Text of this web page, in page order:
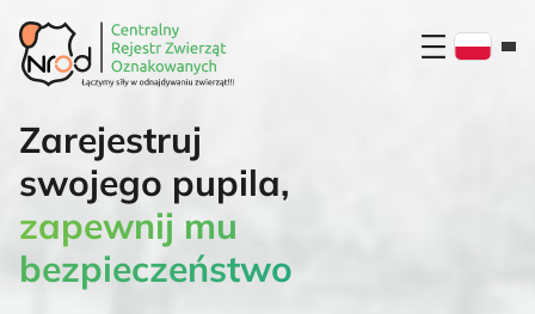
Przejdź
do
treści
Zarejestruj
swojego pupila,
zapewnij mu
bezpieczeństwo
swojego pupila!
Znajdź
właściciela!